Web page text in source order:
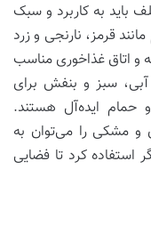
باید به کاربرد و سبک
قرمز، نارنجی و زرد
و اتاق غذاخوری مناسب
سبز و بنفش برای
حمام ایده‌آل هستند.
و مشکی را می‌توان به
استفاده کرد تا فضایی